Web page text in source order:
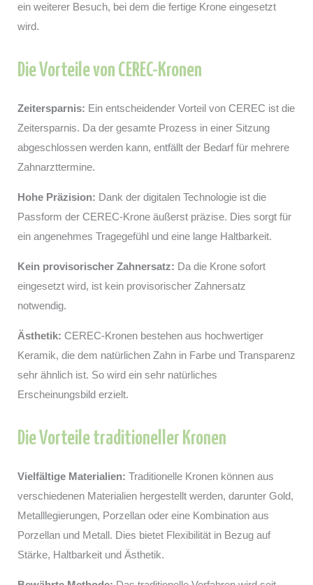
ein weiterer Besuch, bei dem die fertige Krone eingesetzt
wird.
Die Vorteile von CEREC-Kronen
Zeitersparnis: Ein entscheidender Vorteil von CEREC ist die
Zeitersparnis. Da der gesamte Prozess in einer Sitzung
abgeschlossen werden kann, entfällt der Bedarf für mehrere
Zahnarzttermine.
Hohe Präzision: Dank der digitalen Technologie ist die
Passform der CEREC-Krone äußerst präzise. Dies sorgt für
ein angenehmes Tragegefühl und eine lange Haltbarkeit.
Kein provisorischer Zahnersatz: Da die Krone sofort
eingesetzt wird, ist kein provisorischer Zahnersatz
notwendig.
Ästhetik: CEREC-Kronen bestehen aus hochwertiger
Keramik, die dem natürlichen Zahn in Farbe und Transparenz
sehr ähnlich ist. So wird ein sehr natürliches
Erscheinungsbild erzielt.
Die Vorteile traditioneller Kronen
Vielfältige Materialien: Traditionelle Kronen können aus
verschiedenen Materialien hergestellt werden, darunter Gold,
Metalllegierungen, Porzellan oder eine Kombination aus
Porzellan und Metall. Dies bietet Flexibilität in Bezug auf
Stärke, Haltbarkeit und Ästhetik.